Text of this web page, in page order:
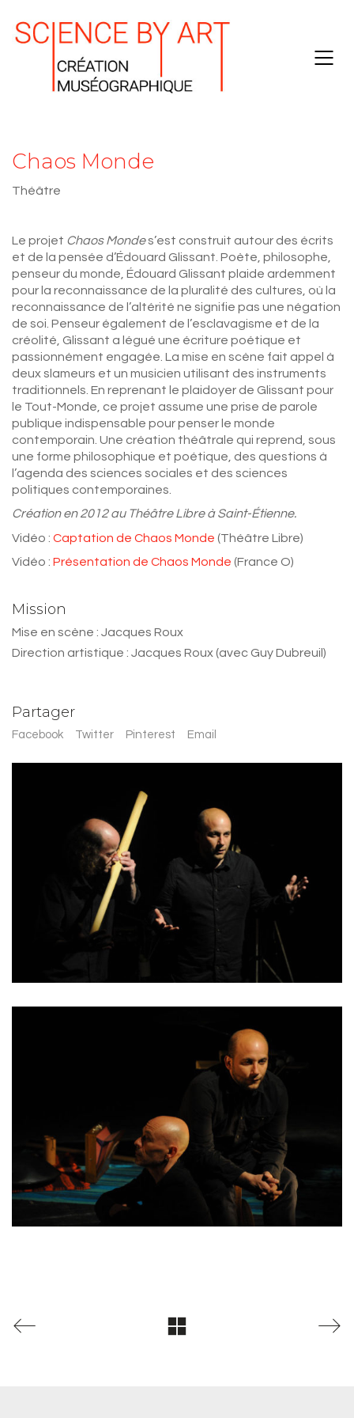
Chaos Monde
Théâtre
Le projet Chaos Mondes’est construit autour des écrits
et de la pensée d’Édouard Glissant. Poète, philosophe,
penseur du monde, Édouard Glissant plaide ardemment
pour la reconnaissance de la pluralité des cultures, où la
reconnaissance de l’altérité ne signifie pas une négation
de soi. Penseur également de l’esclavagisme et de la
créolité, Glissant a légué une écriture poétique et
passionnément engagée. La mise en scène fait appel à
deux slameurs et un musicien utilisant des instruments
traditionnels. En reprenant le plaidoyer de Glissant pour
le Tout-Monde, ce projet assume une prise de parole
publique indispensable pour penser le monde
contemporain. Une création théâtrale qui reprend, sous
une forme philosophique et poétique, des questions à
l’agenda des sciences sociales et des sciences
politiques contemporaines.
Création en 2012 au Théâtre Libre à Saint-Étienne.
Vidéo : Captation de Chaos Monde (Théâtre Libre)
Vidéo : Présentation de Chaos Monde (France O)
Mission
Mise en scène : Jacques Roux
Direction artistique : Jacques Roux (avec Guy Dubreuil)
Partager
Facebook Twitter Pinterest Email